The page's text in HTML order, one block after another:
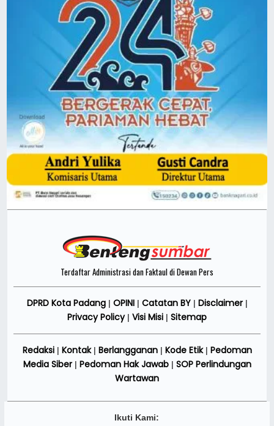
Terdaftar Administrasi dan Faktaul di Dewan Pers
DPRD Kota Padang| OPINI Catatan BY| Disclaimer|
Privacy Policy| Visi Misi Sitemap
Redaksi| Kontak| Berlangganan| Kode Etik| Pedoman
Media Siber| Pedoman Hak Jawab| SOP Perlindungan
Wartawan
Ikuti Kami: